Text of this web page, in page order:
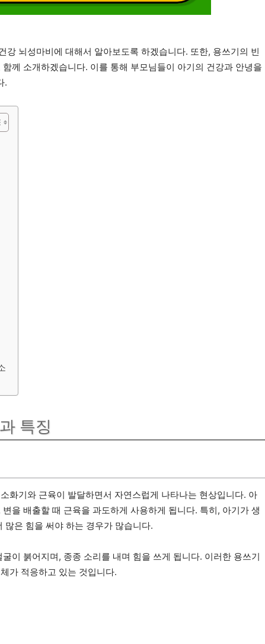
강 뇌성마비에 대해서 알아보도록 하겠습니다. 또한, 용쓰기의 빈
께 소개하겠습니다. 이를 통해 부모님들이 아기의 건강과 안녕을
.
특징
화기와 근육이 발달하면서 자연스럽게 나타나는 현상입니다. 아
을 배출할 때 근육을 과도하게 사용하게 됩니다. 특히, 아기가 생
많은 힘을 써야 하는 경우가 많습니다.
이 붉어지며, 종종 소리를 내며 힘을 쓰게 됩니다. 이러한 용쓰기
가 적응하고 있는 것입니다.